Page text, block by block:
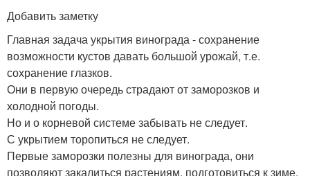
Добавить заметку
Главная задача укрытия винограда - сохранение
возможности кустов давать большой урожай, т.е.
сохранение глазков.
Они в первую очередь страдают от заморозков и
холодной погоды.
Но и о корневой системе забывать не следует.
С укрытием торопиться не следует.
Первые заморозки полезны для винограда, они
позволяют закалиться растениям, подготовиться к зиме.